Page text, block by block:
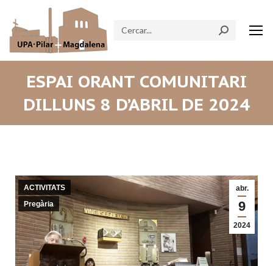
Search:
ESPAI ORANT COMUNITARI
DILLUNS 8 D’ABRIL DE 2024
abr.
9
2024
ACTIVITATS
Pregària